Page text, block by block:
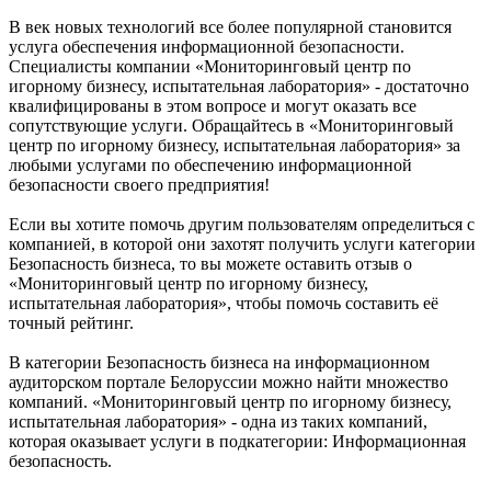
В век новых технологий все более популярной становится
услуга обеспечения информационной безопасности.
Специалисты компании «Мониторинговый центр по
игорному бизнесу, испытательная лаборатория» - достаточно
квалифицированы в этом вопросе и могут оказать все
сопутствующие услуги. Обращайтесь в «Мониторинговый
центр по игорному бизнесу, испытательная лаборатория» за
любыми услугами по обеспечению информационной
безопасности своего предприятия!
Если вы хотите помочь другим пользователям определиться с
компанией, в которой они захотят получить услуги категории
Безопасность бизнеса, то вы можете оставить отзыв о
«Мониторинговый центр по игорному бизнесу,
испытательная лаборатория», чтобы помочь составить её
точный рейтинг.
В категории Безопасность бизнеса на информационном
аудиторском портале Белоруссии можно найти множество
компаний. «Мониторинговый центр по игорному бизнесу,
испытательная лаборатория» - одна из таких компаний,
которая оказывает услуги в подкатегории: Информационная
безопасность.